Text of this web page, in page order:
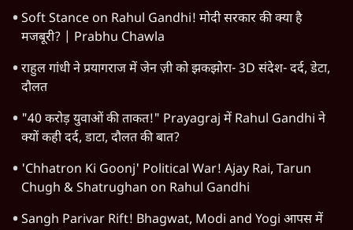
Soft Stance on Rahul Gandhi! मोदी सरकार की क्या है
मजबूरी? | Prabhu Chawla
राहुल गांधी ने प्रयागराज में जेन ज़ी को झकझोरा- 3D संदेश- दर्द, डेटा,
दौलत
"40 करोड़ युवाओं की ताकत!" Prayagraj में Rahul Gandhi ने
क्यों कही दर्द, डाटा, दौलत की बात?
'Chhatron Ki Goonj' Political War! Ajay Rai, Tarun
Chugh & Shatrughan on Rahul Gandhi
Sangh Parivar Rift! Bhagwat, Modi and Yogi आपस में